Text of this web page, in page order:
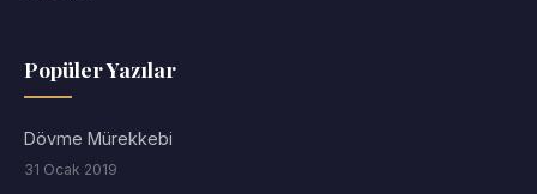
Popüler Yazılar
Dövme Mürekkebi
31 Ocak 2019